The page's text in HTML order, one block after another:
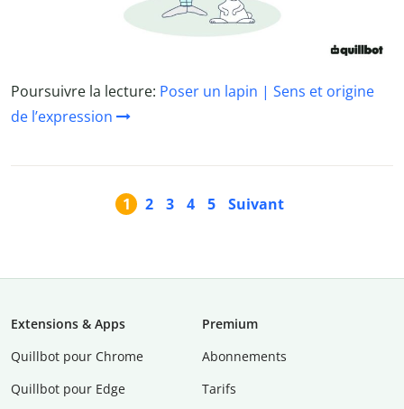
Poursuivre la lecture: Poser un lapin | Sens et origine
de l’expression
1 2 3 4 5 Suivant
Extensions & Apps
Quillbot pour Chrome
Quillbot pour Edge
Premium
Abonnements
Tarifs